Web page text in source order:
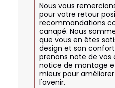
Nous vous
pour votre retour
recommandations
canapé. Nous
que vous en êtes
design et son
prenons note de
notice de montage
mieux pour
l'avenir.